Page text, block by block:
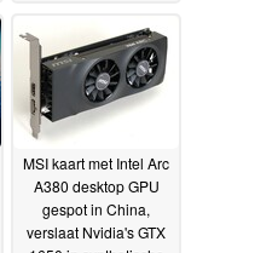
willekeurige IOPS22-10-
2022
MSI kaart met Intel Arc
A380 desktop GPU
gespot in China,
verslaat Nvidia's GTX